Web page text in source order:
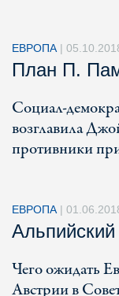
ЕВРОПА |
План П.
Социал-
возглавила
противники
ЕВРОПА |
Чего ожидать
Австрии в